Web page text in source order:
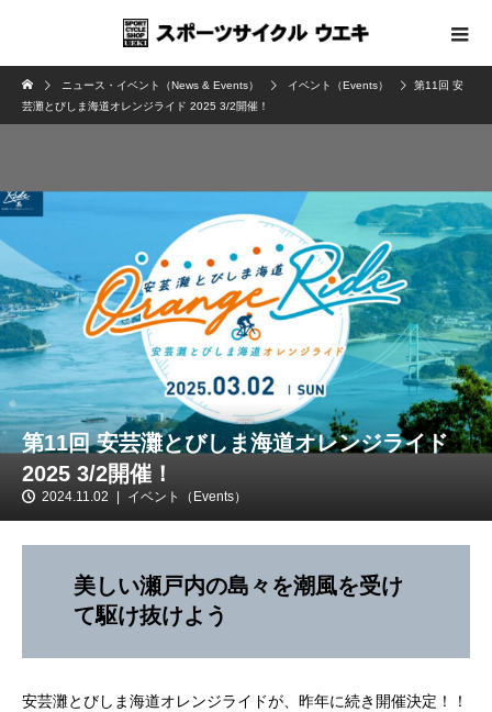
ニュース・イベント（News & Events） イベント（Events）
第11回 安
芸灘とびしま海道オレンジライド 2025 3/2開催！
第11回 安芸灘とびしま海道オレンジライド
2025 3/2開催！
2024.11.02 イベント（Events）
美しい瀬戸内の島々を潮風を受け
て駆け抜けよう
安芸灘とびしま海道オレンジライドが、昨年に続き開催決定！！